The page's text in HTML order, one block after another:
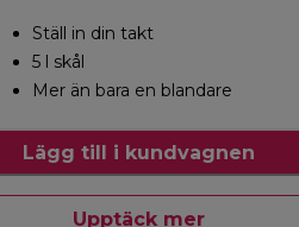
Ställ in din takt
5 l skål
Mer än bara en blandare
Lägg till i kundvagnen
Upptäck mer